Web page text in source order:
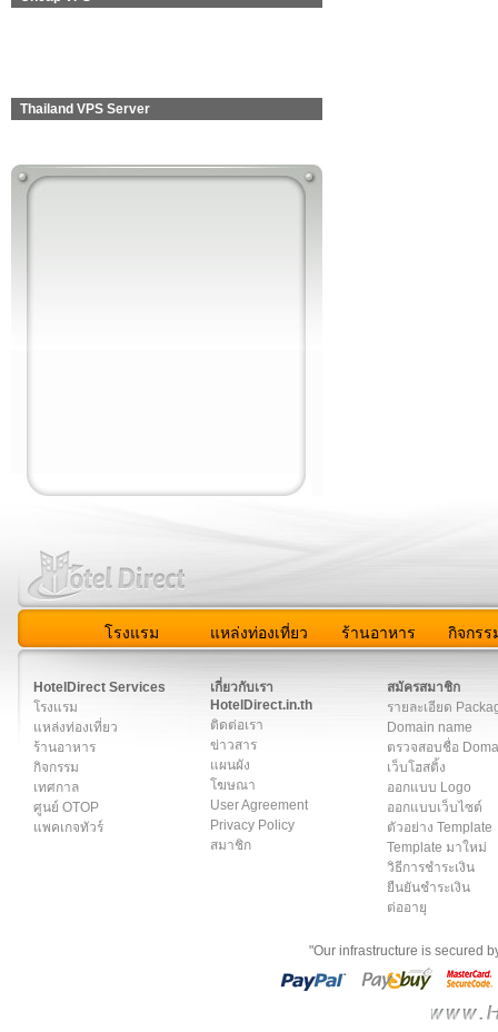
Thailand VPS Server
โรงแรม แหล่งท่องเที่ยว ร้านอาหาร กิจกรร
HotelDirect Services
โรงแรม
แหล่งท่องเที่ยว
ร้านอาหาร
กิจกรรม
เทศกาล
ศูนย์ OTOP
แพคเกจทัวร์
เกี่ยวกับเรา
HotelDirect.in.th
ติดต่อเรา
ข่าวสาร
แผนผัง
โฆษณา
User Agreement
Privacy Policy
สมาชิก
สมัครสมาชิก
รายละเอียด
Domain name
ตรวจสอบชื่อ
เว็บโฮสติ้ง
ออกแบบ Logo
ออกแบบเว็บไซต์
ตัวอย่าง Template
Template มาใหม่
วิธีการชำระเงิน
ยืนยันชำระเงิน
ต่ออายุ
"Our infrastructure is secured